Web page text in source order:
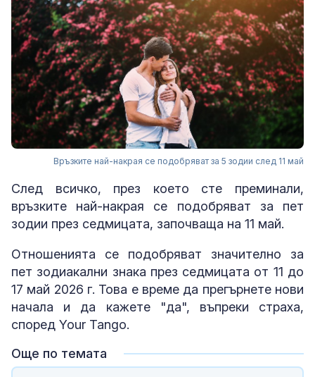
Връзките най-накрая се подобряват за 5 зодии след 11 май
След всичко, през което сте преминали,
връзките най-накрая се подобряват за пет
зодии през седмицата, започваща на 11 май.
Отношенията се подобряват значително за
пет зодиакални знака през седмицата от 11 до
17 май 2026 г. Това е време да прегърнете нови
начала и да кажете "да", въпреки страха,
според Your Tango.
Още по темата